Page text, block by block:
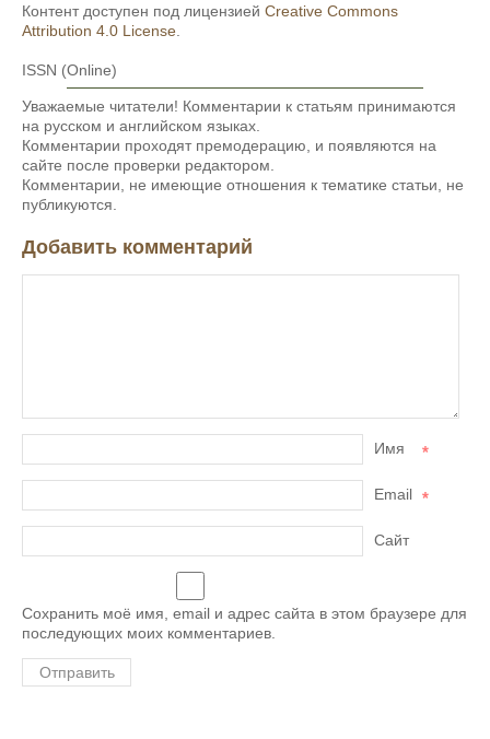
Контент доступен под лицензией Creative Commons
Attribution 4.0 License
ISSN (Online)
Уважаемые читатели! Комментарии к статьям принимаются
на русском и английском языках.
Комментарии проходят премодерацию, и появляются на
сайте после проверки редактором.
Комментарии, не имеющие отношения к тематике статьи, не
публикуются.
Добавить комментарий
Имя *
Email *
Сайт
Сохранить моё имя, email и адрес сайта в этом браузере для
последующих моих комментариев.